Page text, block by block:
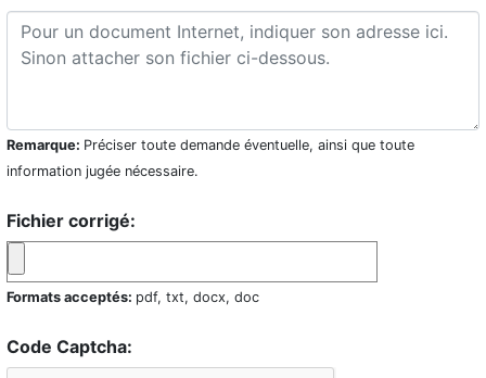
Remarque: Préciser toute demande éventuelle, ainsi que toute
information jugée nécessaire.
Fichier corrigé:
Formats acceptés: pdf, txt, docx, doc
Code Captcha: